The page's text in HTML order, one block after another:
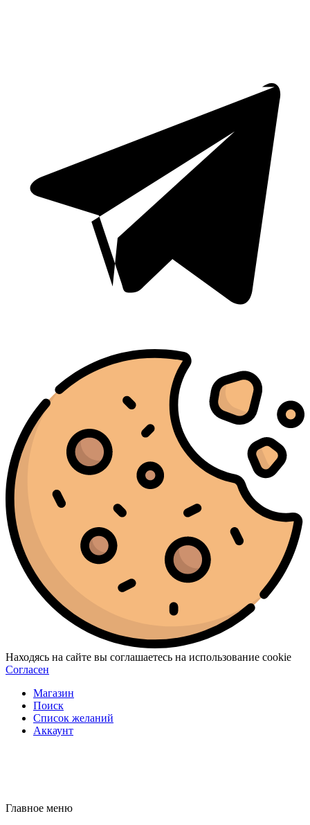
Находясь на сайте вы соглашаетесь на использование cookie
Согласен
Магазин
Поиск
Список желаний
Аккаунт
Главное меню